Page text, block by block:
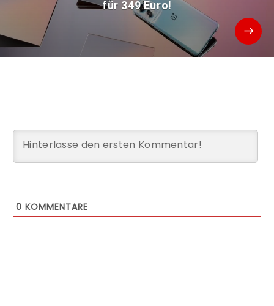
für 349 Euro!
0 KOMMENTARE